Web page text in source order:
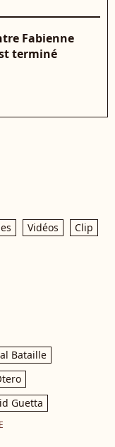
Fabienne
terminé
Vidéos
Clip
Bataille
Guetta